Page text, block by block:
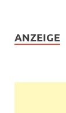
ANZEIGE